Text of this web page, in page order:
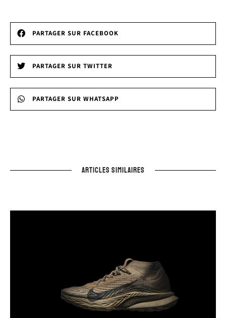
PARTAGER SUR FACEBOOK
PARTAGER SUR TWITTER
PARTAGER SUR WHATSAPP
ARTICLES SIMILAIRES